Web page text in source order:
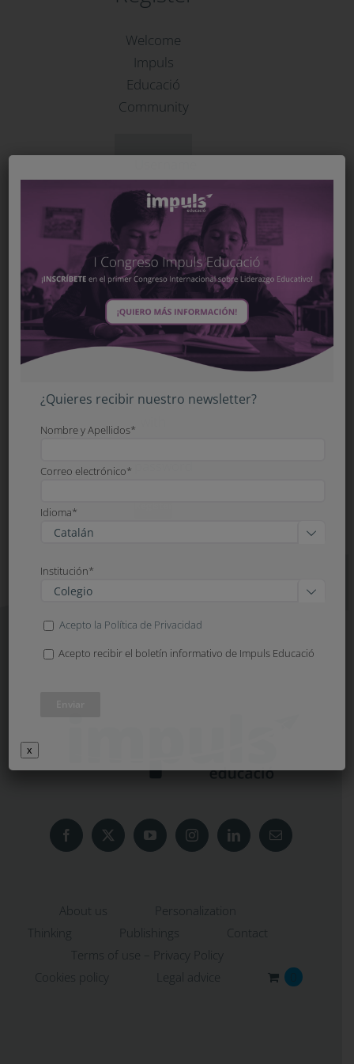
Welcome
Impuls
Educació
Community
Email
We
have
sent
you
email
About us
Personalization
Thinking
Publishings
Contact
Terms of use – Privacy Policy
Cookies policy
Legal advice
¿Quieres recibir nuestro newsletter?
Nombre y Apellidos*
Correo electrónico*
Idioma*

Institución*

Acepto la Política de Privacidad
Acepto recibir el boletín informativo de Impuls Educació
x